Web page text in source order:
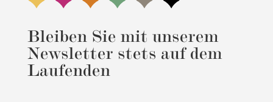
Bleiben Sie mit unserem
Newsletter stets auf dem
Laufenden